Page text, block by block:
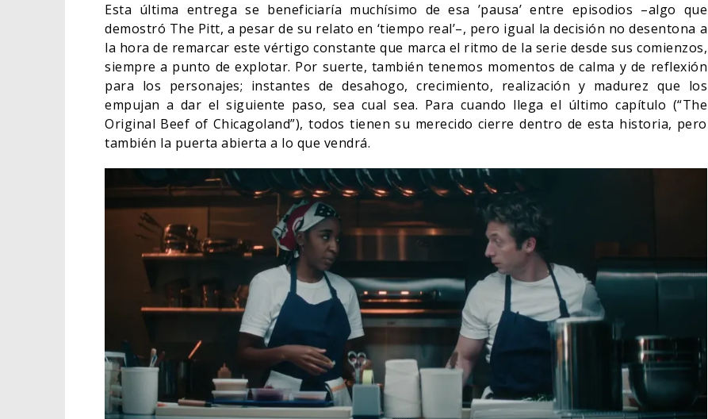
Esta última entrega se beneficiaría muchísimo de esa ’pausa’ entre episodios –algo que
demostró The Pitt, a pesar de su relato en ‘tiempo real’–, pero igual la decisión no desentona a
la hora de remarcar este vértigo constante que marca el ritmo de la serie desde sus comienzos,
siempre a punto de explotar. Por suerte, también tenemos momentos de calma y de reflexión
para los personajes; instantes de desahogo, crecimiento, realización y madurez que los
empujan a dar el siguiente paso, sea cual sea. Para cuando llega el último capítulo (“The
Original Beef of Chicagoland”), todos tienen su merecido cierre dentro de esta historia, pero
también la puerta abierta a lo que vendrá.